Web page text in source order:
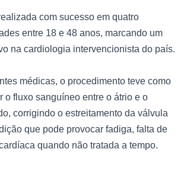
com sucesso em quatro
entre 18 e 48 anos, marcando um
na cardiologia intervencionista do país.
médicas, o procedimento teve como
o fluxo sanguíneo entre o átrio e o
corrigindo o estreitamento da válvula
que pode provocar fadiga, falta de
quando não tratada a tempo.